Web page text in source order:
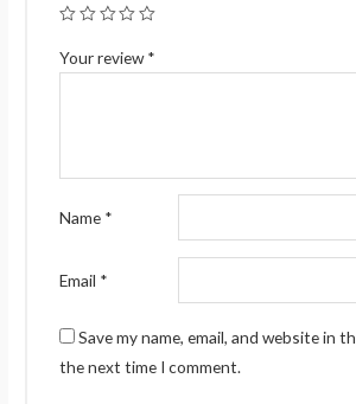
Your review*
Name *
Email *
Save my name, email, and website in
the next time I comment.